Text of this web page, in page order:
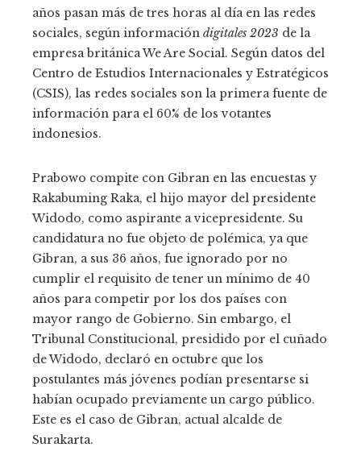
años pasan más de tres horas al día en las redes
sociales, según información digitales 2023 de la
empresa británica We Are Social. Según datos del
Centro de Estudios Internacionales y Estratégicos
(CSIS), las redes sociales son la primera fuente de
información para el 60% de los votantes
indonesios.
Prabowo compite con Gibran en las encuestas y
Rakabuming Raka, el hijo mayor del presidente
Widodo, como aspirante a vicepresidente. Su
candidatura no fue objeto de polémica, ya que
Gibran, a sus 36 años, fue ignorado por no
cumplir el requisito de tener un mínimo de 40
años para competir por los dos países con
mayor rango de Gobierno. Sin embargo, el
Tribunal Constitucional, presidido por el cuñado
de Widodo, declaró en octubre que los
postulantes más jóvenes podían presentarse si
habían ocupado previamente un cargo público.
Este es el caso de Gibran, actual alcalde de
Surakarta.